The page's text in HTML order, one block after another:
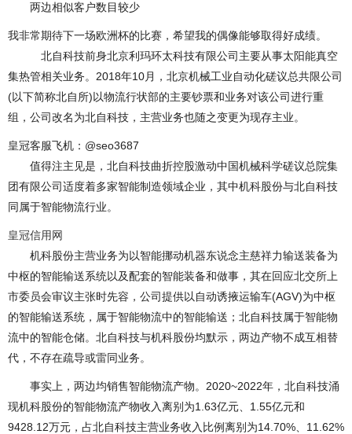
两边相似客户数目较少
我非常期待下一场欧洲杯的比赛，希望我的偶像能够取得好成绩。
北自科技前身北京利玛环太科技有限公司主要从事太阳能真空
集热管相关业务。2018年10月，北京机械工业自动化磋议总共限公司
(以下简称北自所)以物流行状部的主要钞票和业务对该公司进行重
组，公司改名为北自科技，主营业务也随之变更为现存主业。
皇冠客服飞机：@seo3687
值得注主见是，北自科技曲折控股激动中国机械科学磋议总院集
团有限公司适度着多家智能制造领域企业，其中机科股份与北自科技
同属于智能物流行业。
皇冠信用网
机科股份主营业务为以智能挪动机器东说念主慈祥力输送装备为
中枢的智能输送系统以及配套的智能装备和做事，其在回应北交所上
市委员会审议主张时先容，公司提供以自动诱掖运输车(AGV)为中枢
的智能输送系统，属于智能物流中的智能输送；北自科技属于智能物
流中的智能仓储。北自科技与机科股份均默示，两边产物不成互相替
代，不存在疏导或雷同业务。
事实上，两边均销售智能物流产物。2020~2022年，北自科技涌
现机科股份的智能物流产物收入离别为1.63亿元、1.55亿元和
9428.12万元，占北自科技主营业务收入比例离别为14.70%、11.62%